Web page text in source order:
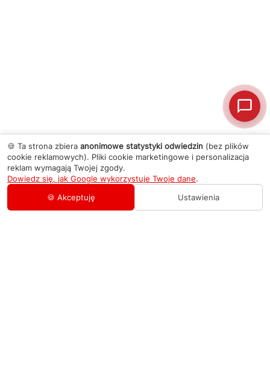
🍪 Ta strona zbiera anonimowe statystyki odwiedzin (bez plików
cookie reklamowych). Pliki cookie marketingowe i personalizacja
reklam wymagają Twojej zgody.
Dowiedz się, jak Google wykorzystuje Twoje dane.
🍪 Akceptuję
Ustawienia